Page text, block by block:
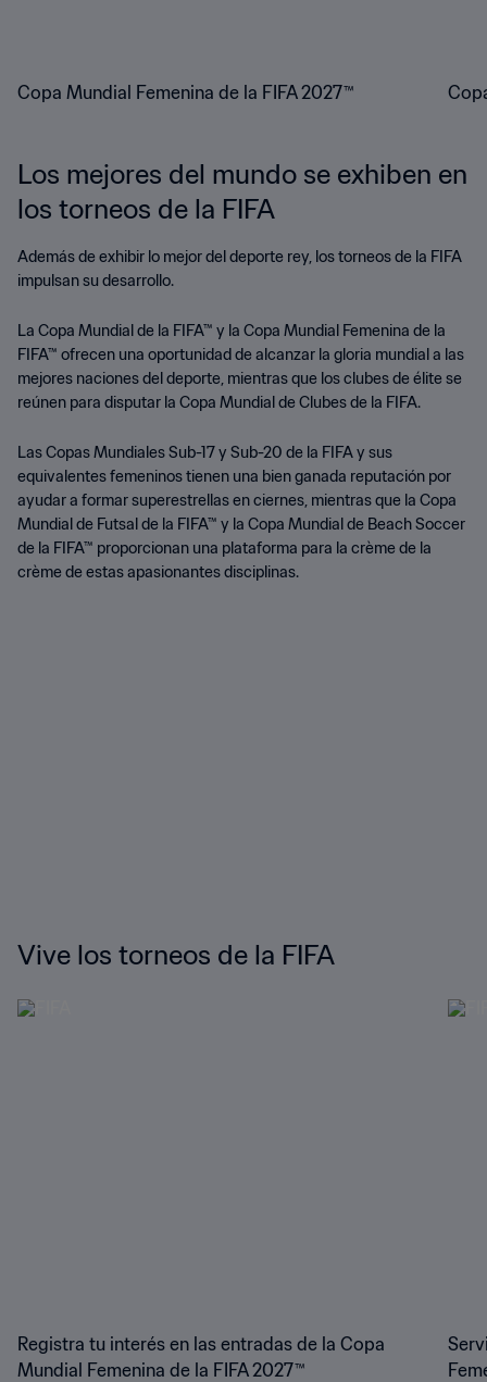
Copa Mundial Femenina de la FIFA 2027™
Los mejores del mundo se exhiben en
los torneos de la FIFA
Además de exhibir lo mejor del deporte rey, los torneos de la FIFA
impulsan su desarrollo.
La Copa Mundial de la FIFA™ y la Copa Mundial Femenina de la
FIFA™ ofrecen una oportunidad de alcanzar la gloria mundial a las
mejores naciones del deporte, mientras que los clubes de élite se
reúnen para disputar la Copa Mundial de Clubes de la FIFA.
Las Copas Mundiales Sub-17 y Sub-20 de la FIFA y sus
equivalentes femeninos tienen una bien ganada reputación por
ayudar a formar superestrellas en ciernes, mientras que la Copa
Mundial de Futsal de la FIFA™ y la Copa Mundial de Beach Soccer
de la FIFA™ proporcionan una plataforma para la crème de la
crème de estas apasionantes disciplinas.
Vive los torneos de la FIFA
Registra tu interés en las entradas de la Copa
Mundial Femenina de la FIFA 2027™